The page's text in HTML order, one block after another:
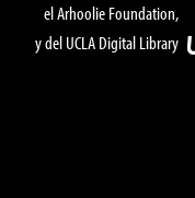
el Arhoolie Foundation,
y del UCLA Digital Library